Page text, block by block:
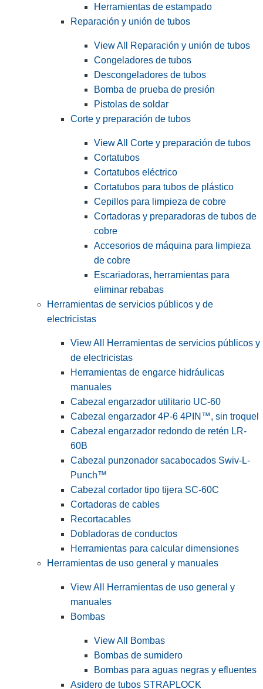
Herramientas de estampado
Reparación y unión de tubos
View All Reparación y unión de tubos
Congeladores de tubos
Descongeladores de tubos
Bomba de prueba de presión
Pistolas de soldar
Corte y preparación de tubos
View All Corte y preparación de tubos
Cortatubos
Cortatubos eléctrico
Cortatubos para tubos de plástico
Cepillos para limpieza de cobre
Cortadoras y preparadoras de tubos de
cobre
Accesorios de máquina para limpieza
de cobre
Escariadoras, herramientas para
eliminar rebabas
Herramientas de servicios públicos y de
electricistas
View All Herramientas de servicios públicos y
de electricistas
Herramientas de engarce hidráulicas
manuales
Cabezal engarzador utilitario UC-60
Cabezal engarzador 4P-6 4PIN™, sin troquel
Cabezal engarzador redondo de retén LR-
60B
Cabezal punzonador sacabocados Swiv-L-
Punch™
Cabezal cortador tipo tijera SC-60C
Cortadoras de cables
Recortacables
Dobladoras de conductos
Herramientas para calcular dimensiones
Herramientas de uso general y manuales
View All Herramientas de uso general y
manuales
Bombas
View All Bombas
Bombas de sumidero
Bombas para aguas negras y efluentes
Asidero de tubos STRAPLOCK